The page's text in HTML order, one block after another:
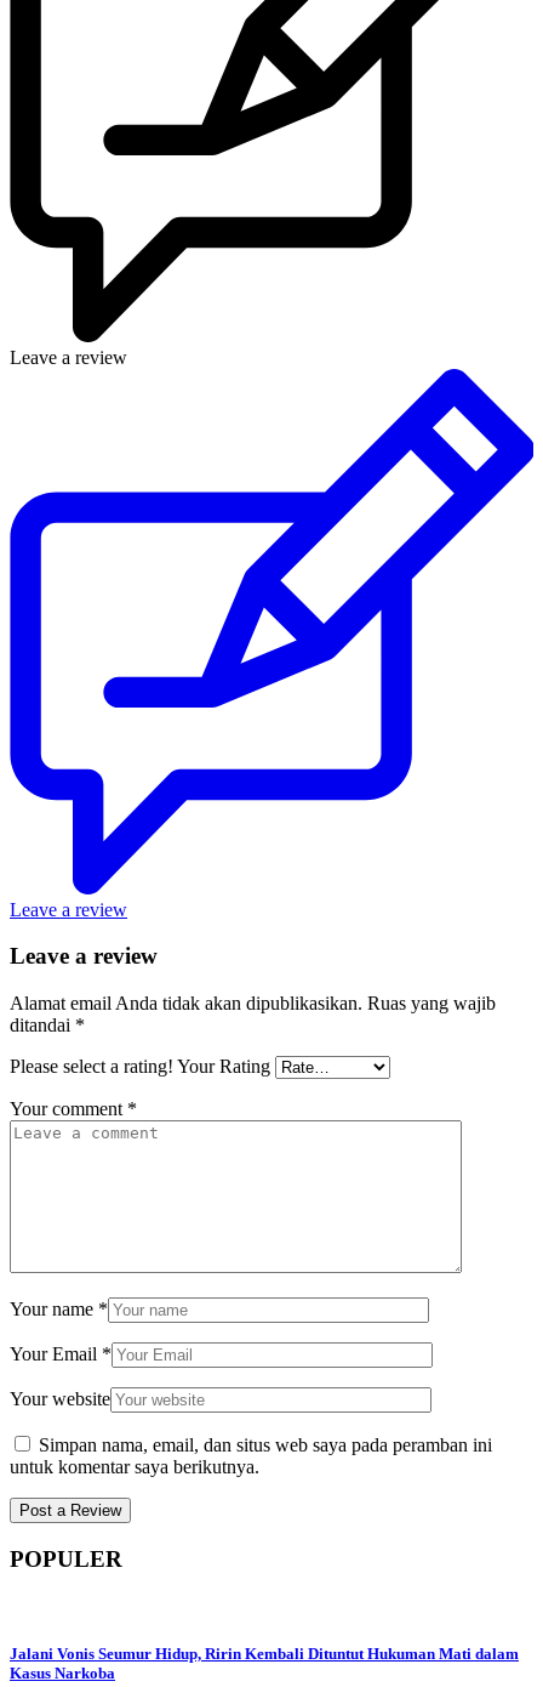
Leave a review
Leave a review
Leave a review
Alamat email Anda tidak akan dipublikasikan. Ruas yang wajib
ditandai *
Please select a rating! Your Rating
Your comment *
Your name *
Your Email *
Your website
Simpan nama, email, dan situs web saya pada peramban ini
untuk komentar saya berikutnya.
POPULER
Jalani Vonis Seumur Hidup, Ririn Kembali Dituntut Hukuman Mati dalam
Kasus Narkoba